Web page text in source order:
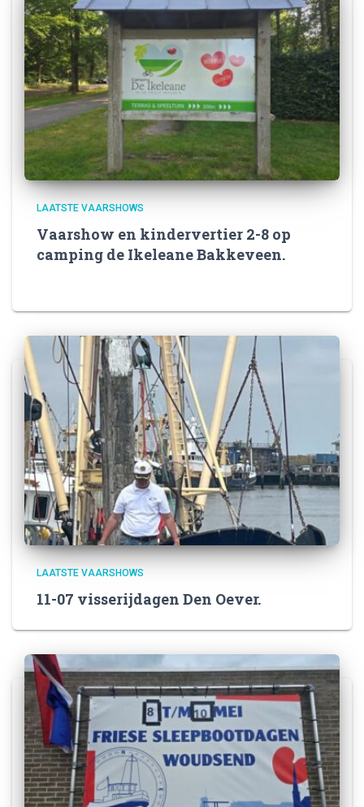
LAATSTE VAARSHOWS
Vaarshow en kindervertier 2-8 op
camping de Ikeleane Bakkeveen.
LAATSTE VAARSHOWS
11-07 visserijdagen Den Oever.